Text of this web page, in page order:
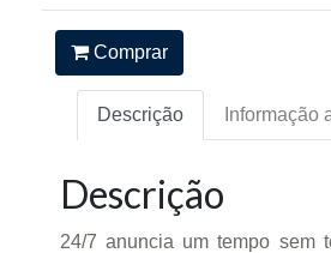
Comprar
Descrição Informação
Descrição
24/7 anuncia um tempo sem